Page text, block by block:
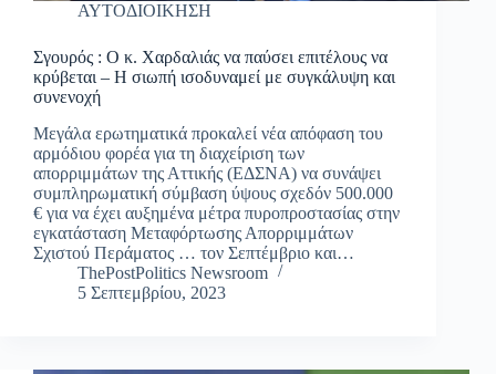
ΑΥΤΟΔΙΟΙΚΗΣΗ
Σγουρός : Ο κ. Χαρδαλιάς να παύσει επιτέλους να
κρύβεται – H σιωπή ισοδυναμεί με συγκάλυψη και
συνενοχή
Μεγάλα ερωτηματικά προκαλεί νέα απόφαση του
αρμόδιου φορέα για τη διαχείριση των
απορριμμάτων της Αττικής (ΕΔΣΝΑ) να συνάψει
συμπληρωματική σύμβαση ύψους σχεδόν 500.000
€ για να έχει αυξημένα μέτρα πυροπροστασίας στην
εγκατάσταση Μεταφόρτωσης Απορριμμάτων
Σχιστού Περάματος … τον Σεπτέμβριο και…
ThePostPolitics Newsroom
5 Σεπτεμβρίου, 2023